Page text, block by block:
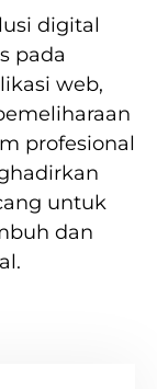
digital
pada
web,
profesional
untuk
dan